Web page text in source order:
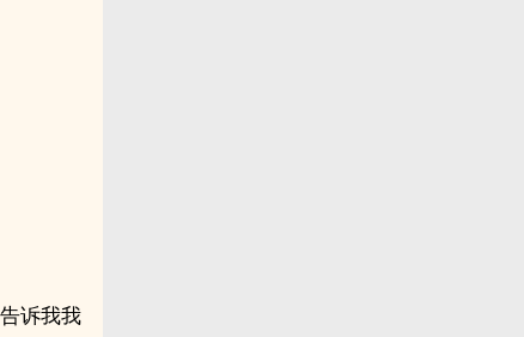
诉我我